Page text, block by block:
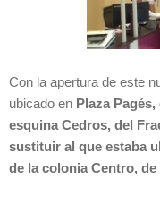
Con la apertura de este
ubicado en Plaza
esquina Cedros, del
sustituir al que estaba
de la colonia Centro,